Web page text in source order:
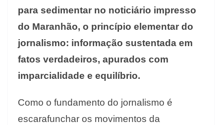
para sedimentar no noticiário impresso
do Maranhão, o princípio elementar do
jornalismo: informação sustentada em
fatos verdadeiros, apurados com
imparcialidade e equilíbrio.
Como o fundamento do jornalismo é
escarafunchar os movimentos da